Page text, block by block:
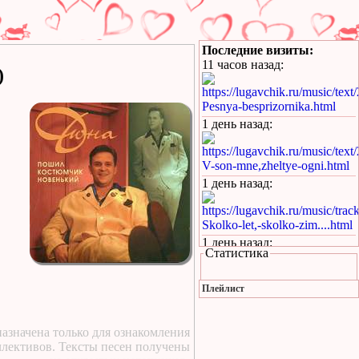
только для ознакомления
Тексты песен получены
Последние визиты:
11 часов назад:
https://lugavchik.ru/music/
Pesnya-besprizornika.html
1 день назад:
https://lugavchik.ru/music/
V-son-mne,zheltye-ogni.html
1 день назад:
https://lugavchik.ru/music/
Skolko-let,-skolko-zim....html
1 день назад:
Kopilka.html
1 день назад:
Статистика
Плейлист